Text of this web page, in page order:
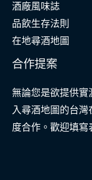
酒廠風味誌
品飲生存法則
在地尋酒地圖
合作提案
無論您是欲提供實
入尋酒地圖的台
度合作。歡迎填寫